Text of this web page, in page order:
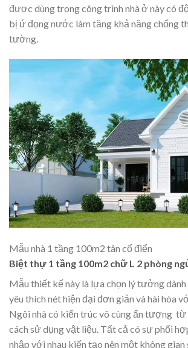
được dùng trong công trình nhà ở này có
bị ứ đọng nước làm tăng khả năng chống
tường.
Mẫu nhà 1 tầng 100m2 tân cổ điển
Biệt thự 1 tầng 100m2 chữ L 2 phòng
Mẫu thiết kế này là lựa chọn lý tưởng
yêu thích nét hiện đại đơn giản và hài hòa
Ngôi nhà có kiến trúc vô cùng ấn tượng từ
cách sử dụng vật liệu. Tất cả có sự phối
nhập với nhau kiến tạo nên một không gian